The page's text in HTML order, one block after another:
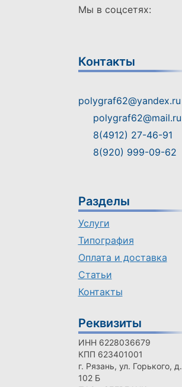
Мы в соцсетях:
Контакты
polygraf62@yandex.ru
polygraf62@mail.ru
8(4912) 27-46-91
8(920) 999-09-62
Разделы
Услуги
Типография
Оплата и доставка
Статьи
Контакты
Реквизиты
ИНН 6228036679
КПП 623401001
г. Рязань, ул. Горького, д.
102 Б